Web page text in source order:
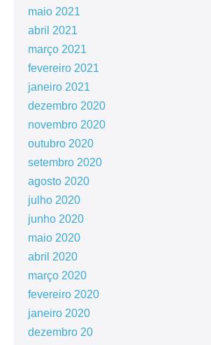
maio 2021
abril 2021
março 2021
fevereiro 2021
janeiro 2021
dezembro 2020
novembro 2020
outubro 2020
setembro 2020
agosto 2020
julho 2020
junho 2020
maio 2020
abril 2020
março 2020
fevereiro 2020
janeiro 2020
dezembro 20